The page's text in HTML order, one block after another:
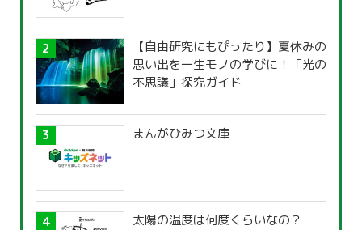
【自由研究にもぴったり】夏休みの
思い出を一生モノの学びに！「光の
不思議」探究ガイド
まんがひみつ文庫
太陽の温度は何度くらいなの？